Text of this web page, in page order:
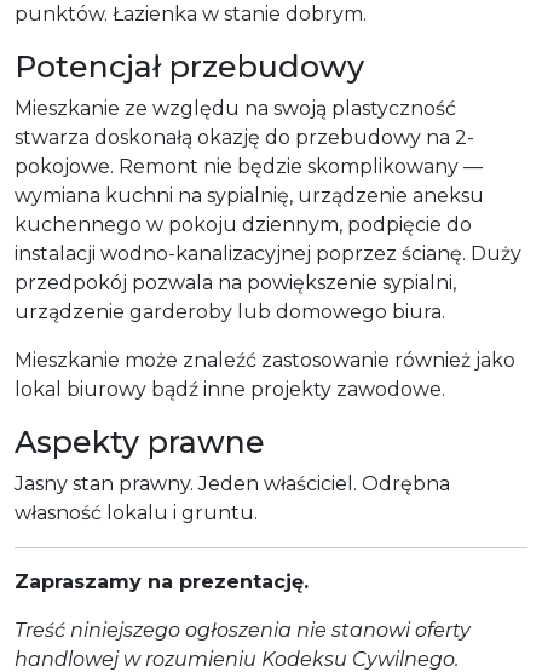
punktów. Łazienka w stanie dobrym.
Potencjał przebudowy
Mieszkanie ze względu na swoją plastyczność
stwarza doskonałą okazję do przebudowy na 2-
pokojowe. Remont nie będzie skomplikowany —
wymiana kuchni na sypialnię, urządzenie aneksu
kuchennego w pokoju dziennym, podpięcie do
instalacji wodno-kanalizacyjnej poprzez ścianę. Duży
przedpokój pozwala na powiększenie sypialni,
urządzenie garderoby lub domowego biura.
Mieszkanie może znaleźć zastosowanie również jako
lokal biurowy bądź inne projekty zawodowe.
Aspekty prawne
Jasny stan prawny. Jeden właściciel. Odrębna
własność lokalu i gruntu.
Zapraszamy na prezentację.
Treść niniejszego ogłoszenia nie stanowi oferty
handlowej w rozumieniu Kodeksu Cywilnego.